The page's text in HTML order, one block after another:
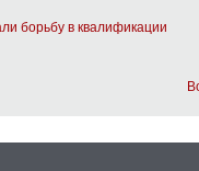
борьбу в квалификации